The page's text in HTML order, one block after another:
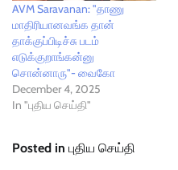
AVM Saravanan: "தாணு
மாதிரியானவங்க தான்
தாக்குப்பிடிச்சு படம்
எடுக்குறாங்கன்னு
சொன்னாரு"- வைகோ
December 4, 2025
In "புதிய செய்தி"
Posted in புதிய செய்தி